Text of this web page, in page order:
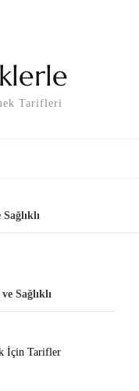
Tarifleri
Sağlıklı
İçin Tarifler